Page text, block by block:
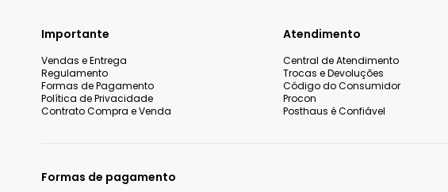
Importante
Vendas e Entrega
Regulamento
Formas de Pagamento
Política de Privacidade
Contrato Compra e Venda
Atendimento
Central de Atendimento
Trocas e Devoluções
Código do Consumidor
Procon
Posthaus é Confiável
Formas de pagamento